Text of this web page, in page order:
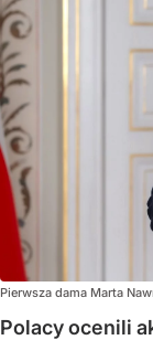
Pierwsza dama Marta
Polacy ocenili